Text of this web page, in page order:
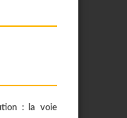
: la voie